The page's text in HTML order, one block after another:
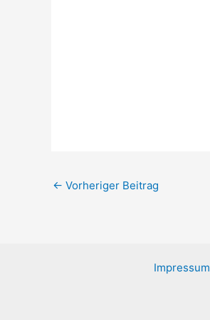
← Vorheriger Beitrag
Impressum